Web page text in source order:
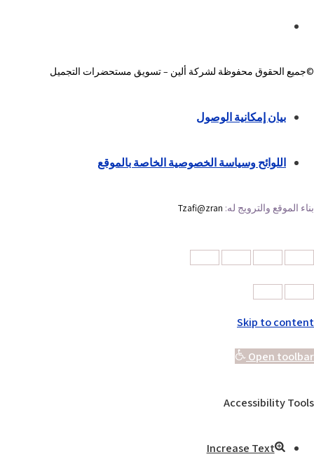
©جميع الحقوق محفوظة لشركة ألين – تسويق مستحضرات التجميل
بيان إمكانية الوصول
اللوائح وسياسة الخصوصية الخاصة بالموقع
بناء الموقع والترويج له: Tzafi@zran
Skip to content
Open toolbar
Accessibility Tools
Increase Text